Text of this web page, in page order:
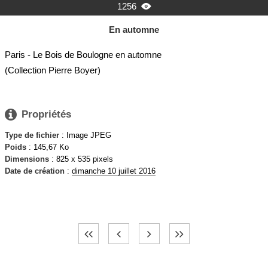
1256 
En automne
Paris - Le Bois de Boulogne en automne
(Collection Pierre Boyer)
 Propriétés
Type de fichier : Image JPEG
Poids : 145,67 Ko
Dimensions : 825 x 535 pixels
Date de création : dimanche 10 juillet 2016